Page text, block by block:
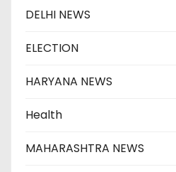
DELHI NEWS
ELECTION
HARYANA NEWS
Health
MAHARASHTRA NEWS